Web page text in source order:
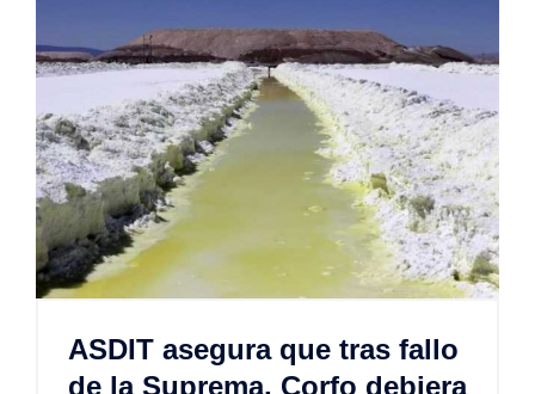
ASDIT asegura que tras fallo
de la Suprema, Corfo debiera